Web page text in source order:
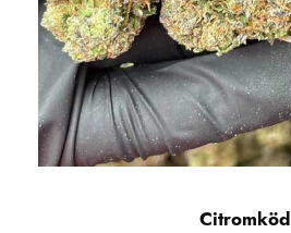
Citromköd